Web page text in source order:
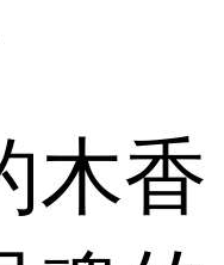
木香